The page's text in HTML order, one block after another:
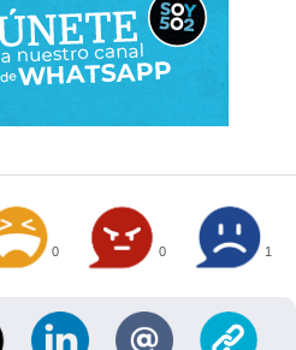
0 0 1